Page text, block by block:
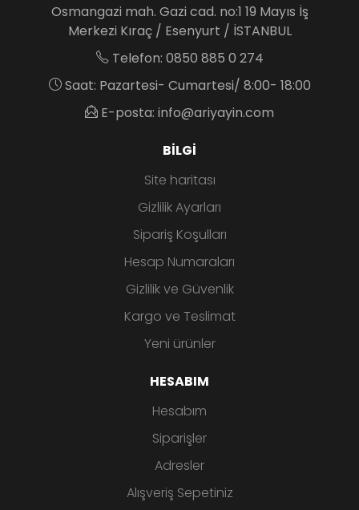
Osmangazi mah. Gazi cad. no:1 19 Mayıs İş
Merkezi Kıraç / Esenyurt / İSTANBUL
Telefon: 0850 885 0 274
Saat: Pazartesi- Cumartesi/ 8:00- 18:00
E-posta: info@ariyayin.com
BILGI
Site haritası
Gizlilik Ayarları
Sipariş Koşulları
Hesap Numaraları
Gizlilik ve Güvenlik
Kargo ve Teslimat
Yeni ürünler
HESABIM
Hesabım
Siparişler
Adresler
Alışveriş Sepetiniz